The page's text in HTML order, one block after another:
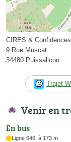
CIRES & Confidences
9 Rue Muscat
34480 Puissalicon
Trajet
Venir en
En bus
Ligne 646, à 173 m